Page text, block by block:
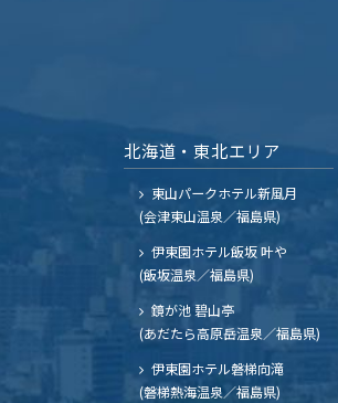
北海道・東北エリア
東山パークホテル新風月
(会津東山温泉／福島県)
伊東園ホテル飯坂 叶や
(飯坂温泉／福島県)
鏡が池 碧山亭
(あだたら高原岳温泉／福島県)
伊東園ホテル磐梯向滝
(磐梯熱海温泉／福島県)